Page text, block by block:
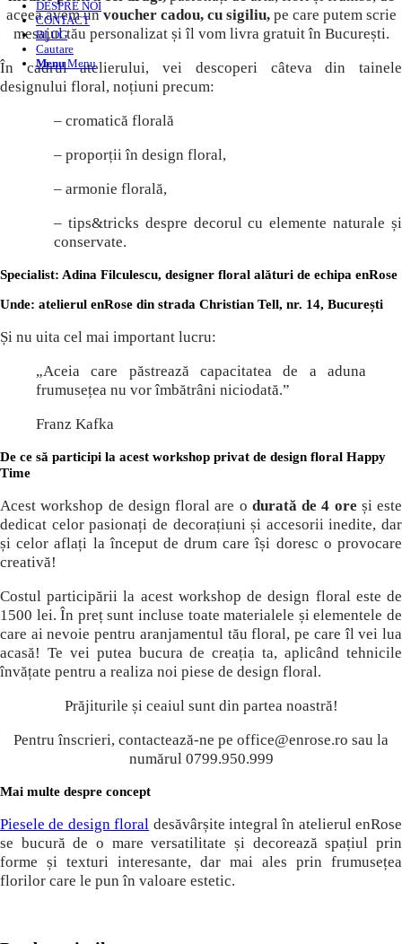
DESPRE NOI
CONTACT
BLOG
Cautare
Menu Menu
aceea avem unvoucher cadou, cu sigiliu,pe care putem scrie
mesajul tău personalizat și îl vom livra gratuit în București.
În cadrul atelierului, vei descoperi câteva din tainele
designului floral, noțiuni precum:
– cromatică florală
– proporții în design floral,
– armonie florală,
– tips&tricks despre decorul cu elemente naturale și
conservate.
Specialist: Adina Filculescu, designer floral alături de echipa enRose
Unde: atelierul enRose din strada Christian Tell, nr. 14, București
Și nu uita cel mai important lucru:
„Aceia care păstrează capacitatea de a aduna
frumusețea nu vor îmbătrâni niciodată.”
Franz Kafka
De ce să participi la acest workshop privat de design floral Happy
Time
Acest workshop de design floral are o durată de 4 ore și este
dedicat celor pasionați de decorațiuni și accesorii inedite, dar
și celor aflați la început de drum care își doresc o provocare
creativă!
Costul participării la acest workshop de design floral este de
1500 lei. În preț sunt incluse toate materialele și elementele de
care ai nevoie pentru aranjamentul tău floral, pe care îl vei lua
acasă! Te vei putea bucura de creația ta, aplicând tehnicile
învățate pentru a realiza noi piese de design floral.
Prăjiturile și ceaiul sunt din partea noastră!
Pentru înscrieri, contactează-ne pe office@enrose.ro sau la
numărul 0799.950.999
Mai multe despre concept
Piesele de design floral desăvârșite integral în atelierul enRose
se bucură de o mare versatilitate și decorează spațiul prin
forme și texturi interesante, dar mai ales prin frumusețea
florilor care le pun în valoare estetic.